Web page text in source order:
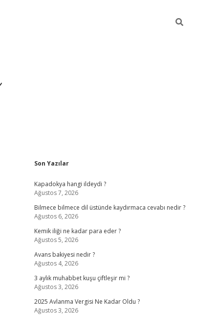
Sidebar
Son Yazılar
Kapadokya hangi ildeydi ?
Ağustos 7, 2026
Bilmece bilmece dil üstünde kaydırmaca cevabı nedir ?
Ağustos 6, 2026
Kemik iliği ne kadar para eder ?
Ağustos 5, 2026
Avans bakiyesi nedir ?
Ağustos 4, 2026
3 aylık muhabbet kuşu çiftleşir mi ?
Ağustos 3, 2026
2025 Avlanma Vergisi Ne Kadar Oldu ?
Ağustos 3, 2026